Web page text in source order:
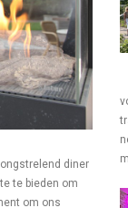
diner
te bieden om
om ons